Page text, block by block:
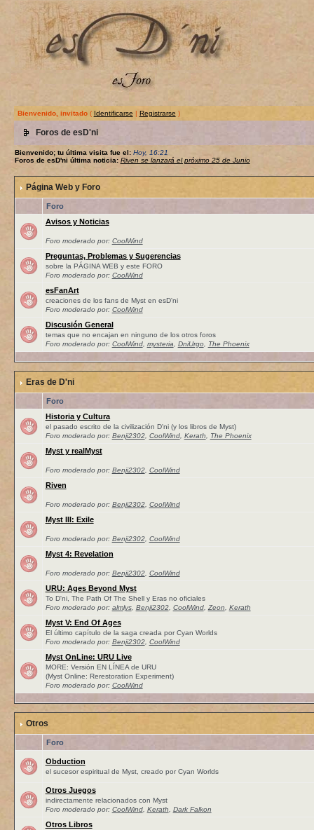
Bienvenido, invitado( Identificarse | Registrarse )
Foros de esD'ni
Bienvenido; tu última visita fue el: Hoy, 16:21
Foros de esD'ni última noticia: Riven se lanzará el próximo 25 de Junio
Página Web y Foro
Foro
Avisos y Noticias
Foro moderado por: CoolWind
Preguntas, Problemas y Sugerencias
sobre la PÁGINA WEB y este FORO
Foro moderado por: CoolWind
esFanArt
creaciones de los fans de Myst en esD'ni
Foro moderado por: CoolWind
Discusión General
temas que no encajan en ninguno de los otros foros
Foro moderado por: CoolWind, mysteria DniUrgo, The Phoenix
Eras de D'ni
Foro
Historia y Cultura
el pasado escrito de la civilización D'ni (y los libros de Myst)
Foro moderado por: Benji2302, CoolWind, Kerath The Phoenix
Myst y realMyst
Foro moderado por: Benji2302, CoolWind
Riven
Foro moderado por: Benji2302, CoolWind
Myst III: Exile
Foro moderado por: Benji2302, CoolWind
Myst 4: Revelation
Foro moderado por: Benji2302, CoolWind
URU: Ages Beyond Myst
To D'ni, The Path Of The Shell y Eras no oficiales
Foro moderado por: almlys, Benji2302, CoolWind, Zeon Kerath
Myst V: End Of Ages
El último capítulo de la saga creada por Cyan Worlds
Foro moderado por: Benji2302, CoolWind
Myst OnLine: URU Live
MORE: Versión EN LÍNEA de URU
(Myst Online: Rerestoration Experiment)
Foro moderado por: CoolWind
Otros
Foro
Obduction
el sucesor espiritual de Myst, creado por Cyan Worlds
Otros Juegos
indirectamente relacionados con Myst
Foro moderado por: CoolWind, Kerath Dark Falkon
Otros Libros